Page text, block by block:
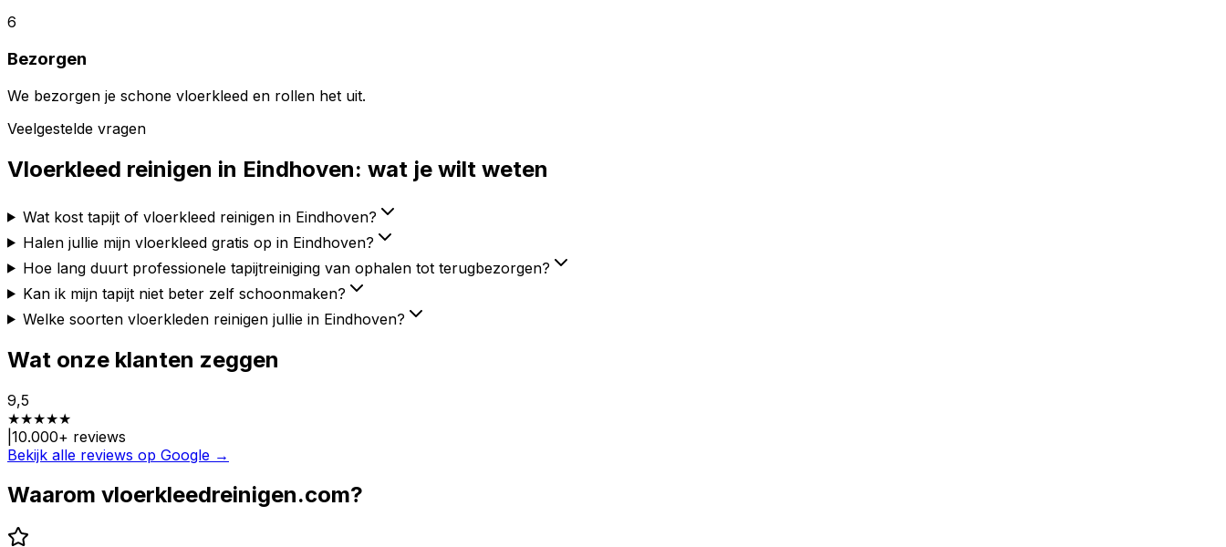
6
Bezorgen
We bezorgen je schone vloerkleed en rollen het uit.
Veelgestelde vragen
Vloerkleed reinigen in Eindhoven: wat je wilt weten
Wat kost tapijt of vloerkleed reinigen in Eindhoven?
Halen jullie mijn vloerkleed gratis op in Eindhoven?
Hoe lang duurt professionele tapijtreiniging van ophalen tot terugbezorgen?
Kan ik mijn tapijt niet beter zelf schoonmaken?
Welke soorten vloerkleden reinigen jullie in Eindhoven?
Wat onze klanten zeggen
9,5
★★★★★
10.000+ reviews
Bekijk alle reviews op Google →
Waarom vloerkleedreinigen.com?